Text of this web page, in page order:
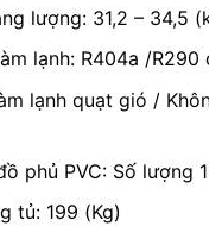
lượng: 31,2 – 34,5
lạnh: R404a /R290
lạnh quạt gió /
phủ PVC: Số lượng
tủ: 199 (Kg)